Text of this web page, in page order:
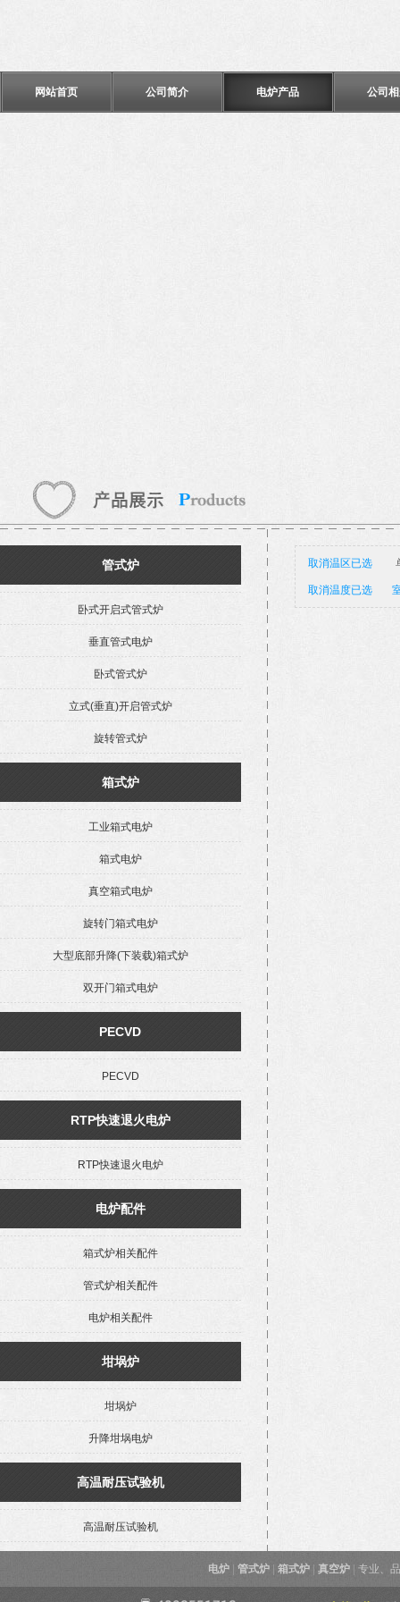
网站首页 公司简介 电炉产品 公司
管式炉
卧式开启式管式炉
垂直管式电炉
卧式管式炉
立式(垂直)开启管式炉
旋转管式炉
箱式炉
工业箱式电炉
箱式电炉
真空箱式电炉
旋转门箱式电炉
大型底部升降(下装载)箱式炉
双开门箱式电炉
PECVD
PECVD
RTP快速退火电炉
RTP快速退火电炉
电炉配件
箱式炉相关配件
管式炉相关配件
电炉相关配件
坩埚炉
坩埚炉
升降坩埚电炉
高温耐压试验机
高温耐压试验机
取消温区已选
取消温度已选
电炉 管式炉 箱式炉 真空炉 专业、